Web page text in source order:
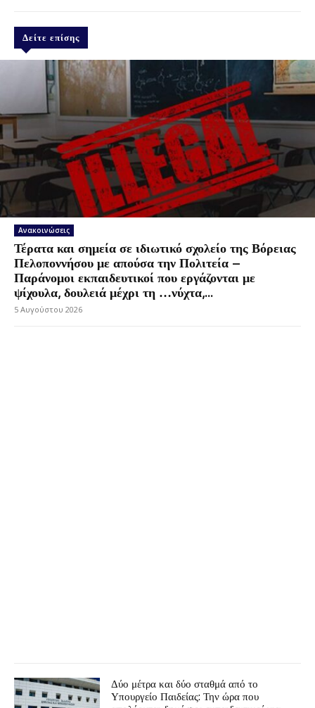
Δείτε επίσης
Ανακοινώσεις
Τέρατα και σημεία σε ιδιωτικό σχολείο της Βόρειας
Πελοποννήσου με απούσα την Πολιτεία –
Παράνομοι εκπαιδευτικοί που εργάζονται με
ψίχουλα, δουλειά μέχρι τη …νύχτα,...
5 Αυγούστου 2026
Δύο μέτρα και δύο σταθμά από το
Υπουργείο Παιδείας: Την ώρα που